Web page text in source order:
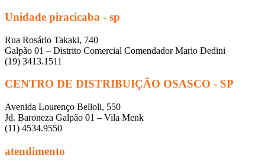
Unidade piracicaba - sp
Rua Rosário Takaki, 740
Galpão 01 – Distrito Comercial Comendador Mario Dedini
(19) 3413.1511
CENTRO DE DISTRIBUIÇÃO OSASCO - SP
Avenida Lourenço Belloli, 550
Jd. Baroneza Galpão 01 – Vila Menk
(11) 4534.9550
atendimento